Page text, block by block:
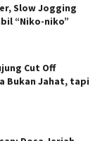
Slow Jogging
“Niko-niko”
Cut Off
Bukan Jahat, tapi